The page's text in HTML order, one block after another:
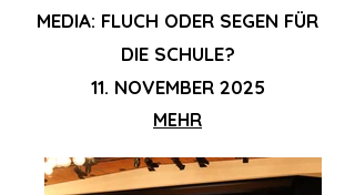
MEDIA: FLUCH ODER SEGEN FÜR
DIE SCHULE?
11. NOVEMBER 2025
MEHR